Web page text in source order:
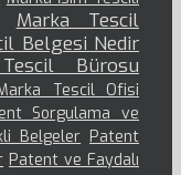
Marka Tescil
Belgesi Nedir
Bürosu
Tescil Ofisi
Sorgulama ve
Belgeler Patent
Patent ve Faydalı